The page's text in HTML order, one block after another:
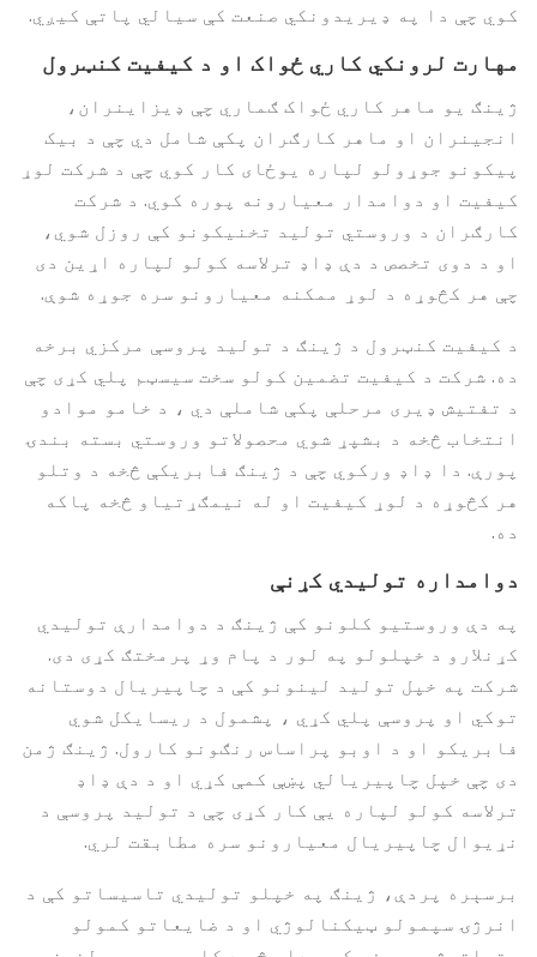
کوي چې دا په ډیریدونکي صنعت کې سیالي پاتې کیږي.
مهارت لرونکي کاري ځواک او د کیفیت کنټرول
ژینګ یو ماهر کاري ځواک ګماري چې ډیزاینران،
انجینران او ماهر کارګران پکې شامل دي چې د بیک
پیکونو جوړولو لپاره یوځای کار کوي چې د شرکت لوړ
کیفیت او دوامدار معیارونه پوره کوي. د شرکت
کارګران د وروستي تولید تخنیکونو کې روزل شوي،
او د دوی تخصص د دې ډاډ ترلاسه کولو لپاره اړین دی
چې هر کڅوړه د لوړ ممکنه معیارونو سره جوړه شوې.
د کیفیت کنټرول د ژینګ د تولید پروسې مرکزي برخه
ده. شرکت د کیفیت تضمین کولو سخت سیسټم پلي کړی چې
د تفتیش ډیری مرحلې پکې شاملې دي ، د خامو موادو
انتخاب څخه د بشپړ شوي محصولاتو وروستي بسته بندۍ
پورې. دا ډاډ ورکوي چې د ژینګ فابریکې څخه د وتلو
هر کڅوړه د لوړ کیفیت او له نیمګړتیاو څخه پاکه
ده.
دوامداره تولیدي کړنې
په دې وروستيو کلونو کې ژينګ د دوامدارې توليدي
کړنلارو د خپلولو په لور د پام وړ پرمختګ کړی دی.
شرکت په خپل تولید لینونو کې د چاپیریال دوستانه
توکي او پروسې پلي کړي ، پشمول د ریسایکل شوي
فابریکو او د اوبو پراساس رنګونو کارول. ژینګ ژمن
دی چې خپل چاپیریالي پښې کمې کړي او د دې ډاډ
ترلاسه کولو لپاره یې کار کړی چې د تولید پروسې د
نړیوال چاپیریال معیارونو سره مطابقت لري.
برسېره پردې، ژینګ په خپلو تولیدي تاسیساتو کې د
انرژۍ سپمولو ټیکنالوژي او د ضایعاتو کمولو